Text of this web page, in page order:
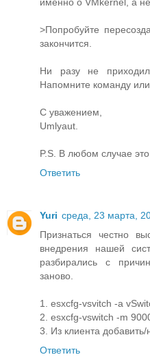
>Попробуйте
закончится.
Ни разу не
Напомните команду
С уважением,
Umlyaut.
P.S. В любом случае
Ответить
Yuri среда, 23 марта,
Признаться честно
внедрения нашей
разбирались с
заново.
1. esxcfg-vsvitch -a
2. esxcfg-vswitch -m
3. Из клиента добавить/
Ответить